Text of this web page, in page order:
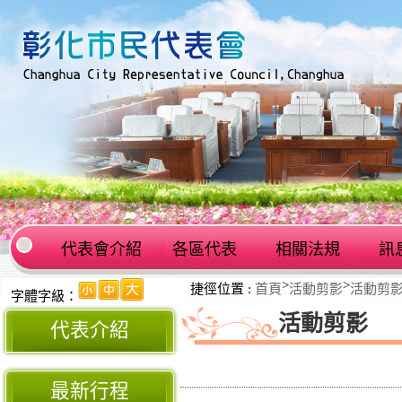
代表會介紹 各區代表 相關法規 訊
字體字級：
代表介紹
最新行程
捷徑位置 : 首頁>活動剪影>活動剪
活動剪影